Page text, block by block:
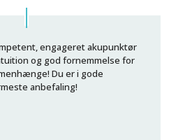
engageret akupunktør
og god fornemmelse for
Du er i gode
anbefaling!